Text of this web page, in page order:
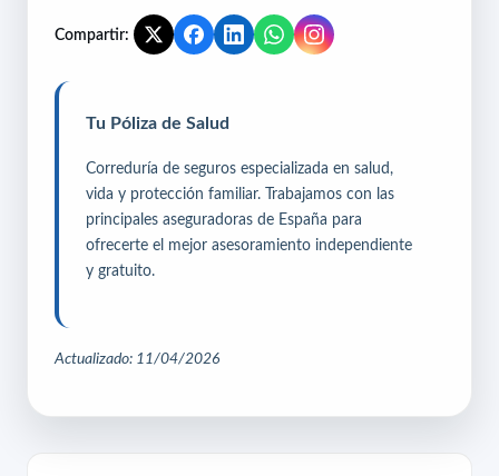
Compartir:
Tu Póliza de Salud
Correduría de seguros especializada en salud,
vida y protección familiar. Trabajamos con las
principales aseguradoras de España para
ofrecerte el mejor asesoramiento independiente
y gratuito.
Actualizado: 11/04/2026